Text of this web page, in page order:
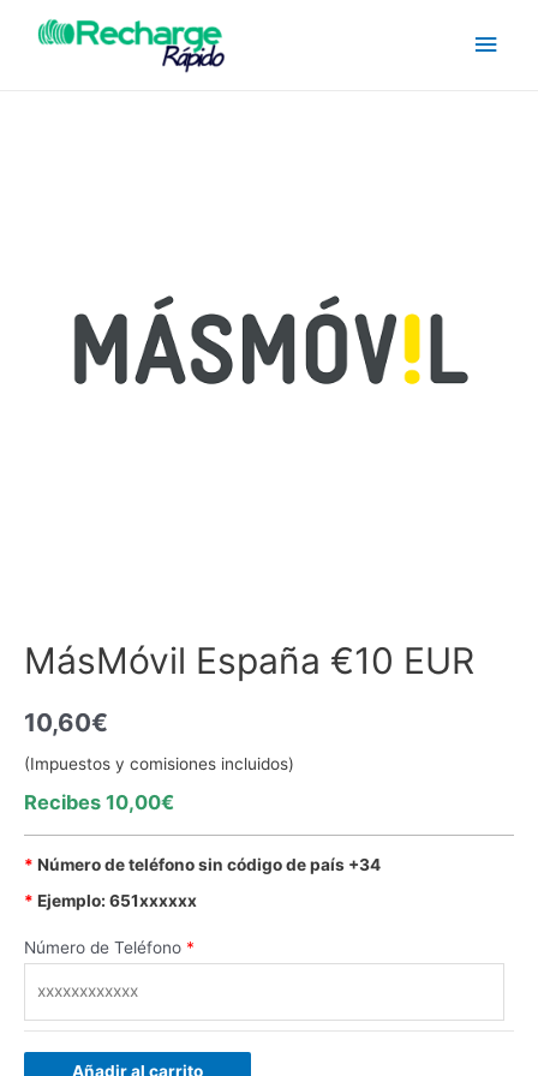
MásMóvil España €10 EUR
10,60€
(Impuestos y comisiones incluidos)
Recibes 10,00€
* Número de teléfono sin código de país +34
* Ejemplo: 651xxxxxx
Número de Teléfono *
Añadir al carrito